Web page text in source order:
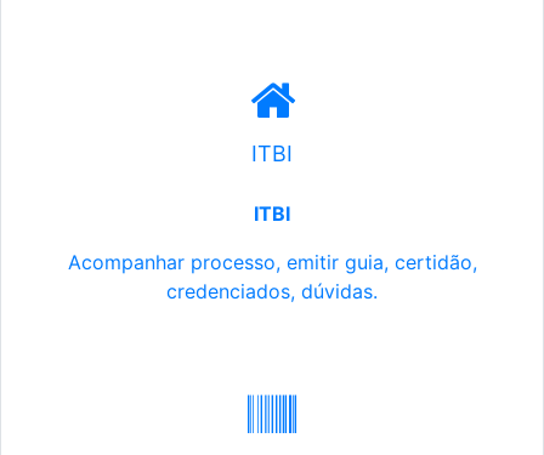
ITBI
ITBI
Acompanhar processo, emitir guia, certidão,
credenciados, dúvidas.